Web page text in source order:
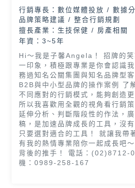
行銷專長： 數位媒體投放 / 數據
品牌策略建議 / 整合行銷規劃
擅長產業： 生技保健 / 房產相關
年資：3~5年
Hi～我是子馨Angela！ 招牌的
一印象，積極跟專業是你會認識
務過知名公關集團與知名品牌型
B2B與中小型品牌的操作案例 了
不同應對的行銷模式，能夠創造
所以我喜歡用全觀的視角看行銷
延伸分析、判斷階段性的作法，
稿，是加速品牌成長的工具，沒
只要選對適合的工具！ 就讓我帶
有我的熱情專業陪你一起成長吧
背後的推手！ 電話：(02)8712-
機：0989-258-167